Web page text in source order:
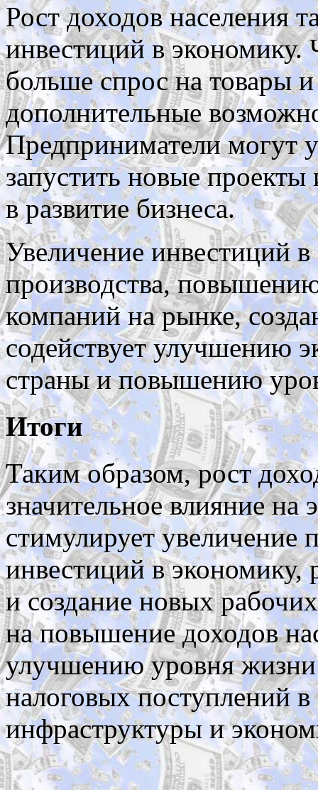
Рост доходов населения
инвестиций в
больше спрос на товары и
дополнительные
Предприниматели могут
запустить новые проекты
в развитие бизнеса.
Увеличение инвестиций
производства,
компаний на рынке,
содействует улучшению
страны и повышению
Итоги
Таким образом, рост
значительное влияние на
стимулирует увеличение
инвестиций в экономику,
и создание новых
на повышение доходов
улучшению уровня
налоговых поступлений
инфраструктуры и